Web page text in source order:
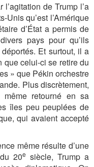
de Trump l’a
qu’est l’Amérique
d’État a permis de
pays pour qu’ils
Et surtout, il a
que celui-ci se retire du
» que Pékin orchestre
Plus discrètement,
même retourné en sa
îles peu peuplées de
qui avaient accepté
même résulte d’une
20e siècle, Trump a